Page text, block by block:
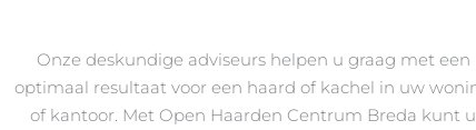
Onze deskundige adviseurs helpen u graag met een
optimaal resultaat voor een haard of kachel in uw
of kantoor. Met Open Haarden Centrum Breda kunt u